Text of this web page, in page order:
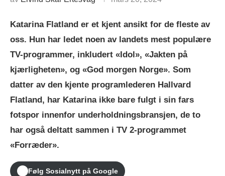
Katarina Flatland er et kjent ansikt for de fleste av
oss. Hun har ledet noen av landets mest populære
TV-programmer, inkludert «Idol», «Jakten på
kjærligheten», og «God morgen Norge». Som
datter av den kjente programlederen Hallvard
Flatland, har Katarina ikke bare fulgt i sin fars
fotspor innenfor underholdningsbransjen, de to
har også deltatt sammen i TV 2-programmet
«Forræder».
Følg Sosialnytt på Google